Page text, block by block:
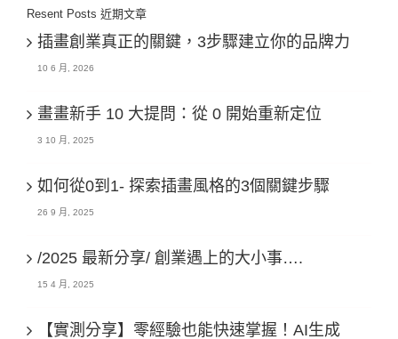
Resent Posts 近期文章
插畫創業真正的關鍵，3步驟建立你的品牌力
10 6 月, 2026
畫畫新手 10 大提問：從 0 開始重新定位
3 10 月, 2025
如何從0到1- 探索插畫風格的3個關鍵步驟
26 9 月, 2025
/2025 最新分享/ 創業遇上的大小事….
15 4 月, 2025
【實測分享】零經驗也能快速掌握！AI生成